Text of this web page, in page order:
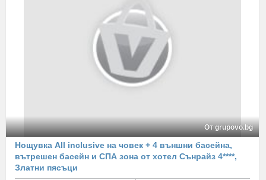
От grupovo.bg
Нощувка All inclusive на човек + 4 външни басейна,
вътрешен басейн и СПА зона от хотел Сънрайз 4****,
Златни пясъци